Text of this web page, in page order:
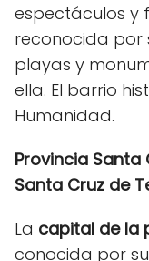
espectáculos y
reconocida por
playas y
ella. El barrio
Humanidad.
Provincia Santa
Santa Cruz de
La capital de la
conocida por